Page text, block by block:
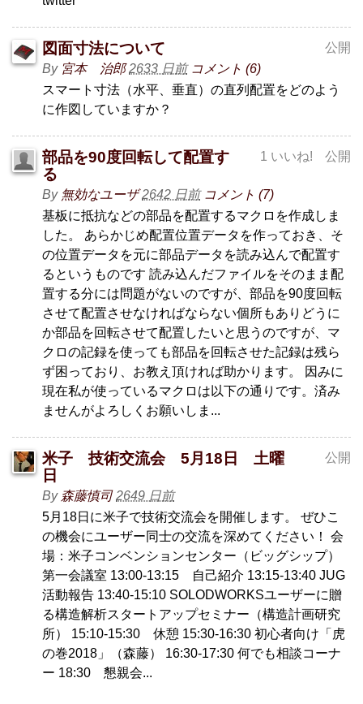
公開
図面寸法について
By 宮本 治郎 2633 日前 コメント (6)
スマート寸法（水平、垂直）の直列配置をどのよう
に作図していますか？
公開
1 いいね!
部品を90度回転して配置す
る
By 無効なユーザ 2642 日前 コメント (7)
基板に抵抗などの部品を配置するマクロを作成しま
した。 あらかじめ配置位置データを作っておき、そ
の位置データを元に部品データを読み込んで配置す
るというものです 読み込んだファイルをそのまま配
置する分には問題がないのですが、部品を90度回転
させて配置させなければならない個所もありどうに
か部品を回転させて配置したいと思うのですが、マ
クロの記録を使っても部品を回転させた記録は残ら
ず困っており、お教え頂ければ助かります。 因みに
現在私が使っているマクロは以下の通りです。済み
ませんがよろしくお願いしま...
公開
米子 技術交流会 5月18日 土曜
日
By 森藤慎司 2649 日前
5月18日に米子で技術交流会を開催します。 ぜひこ
の機会にユーザー同士の交流を深めてください！ 会
場：米子コンベンションセンター（ビッグシップ）
第一会議室 13:00-13:15 自己紹介 13:15-13:40 JUG
活動報告 13:40-15:10 SOLODWORKSユーザーに贈
る構造解析スタートアップセミナー（構造計画研究
所） 15:10-15:30 休憩 15:30-16:30 初心者向け「虎
の巻2018」（森藤） 16:30-17:30 何でも相談コーナ
ー 18:30 懇親会...